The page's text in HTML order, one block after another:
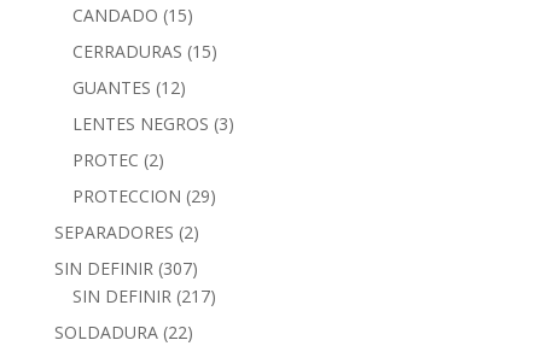
CANDADO (15)
CERRADURAS (15)
GUANTES (12)
LENTES NEGROS (3)
PROTEC (2)
PROTECCION (29)
SEPARADORES (2)
SIN DEFINIR (307)
SIN DEFINIR (217)
SOLDADURA (22)